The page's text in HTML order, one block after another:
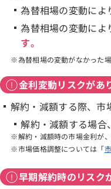
為替相場の変動によ
為替相場の変動によ
す。
為替相場の変動がなかった
金利変動リスクがあ
解約・減額する際、市
解約・減額する場
解約・減額時の市場金利が
市場価格調整については「
早期解約時のリスク